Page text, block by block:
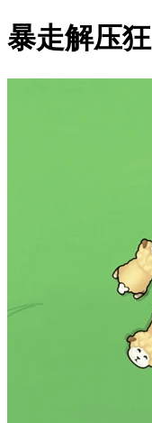
暴走解压狂